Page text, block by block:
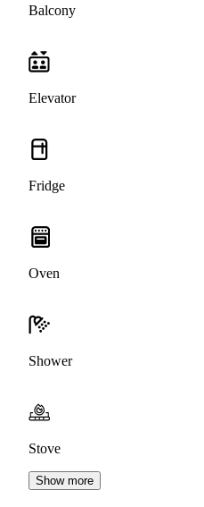
Balcony
Elevator
Fridge
Oven
Shower
Stove
Show more